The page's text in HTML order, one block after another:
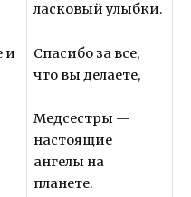
и
ласковый улыбки.
Спасибо за все,
что вы делаете,
Медсестры —
настоящие
ангелы на
планете.